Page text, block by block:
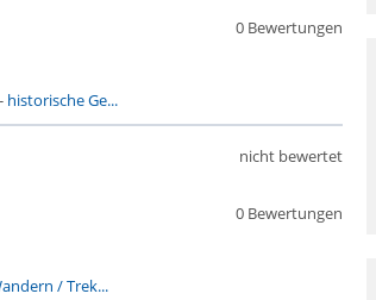
0 Bewertungen
historische Ge...
0 Bewertungen
nicht bewertet
/ Trek...